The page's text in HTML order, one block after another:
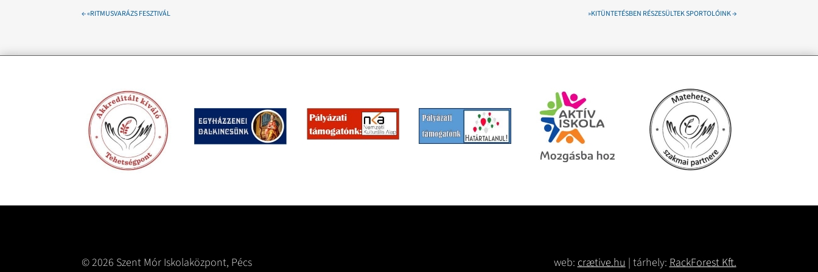
←«RITMUSVARÁZS FESZTIVÁL »KITÜNTETÉSBEN RÉSZESÜLTEK SPORTOLÓINK→
© 2026 Szent Mór Iskolaközpont, Pécs web:crætive.hu| tárhely:RackForest Kft.